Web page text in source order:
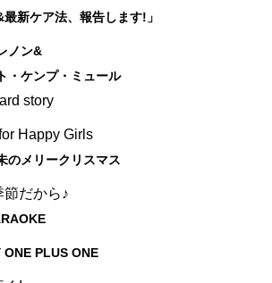
最新ケア法、報告します!」
ノン&
・ケンプ・ミュール
story
Happy Girls
のメリークリスマス
だから♪
ONE PLUS ONE